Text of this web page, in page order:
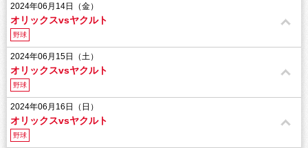
2024年06月14日（金）
オリックスvsヤクルト
野球
2024年06月15日（土）
オリックスvsヤクルト
野球
2024年06月16日（日）
オリックスvsヤクルト
野球